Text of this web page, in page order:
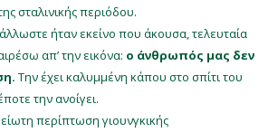
σταλινικής περιόδου.
ήταν εκείνο που άκουσα, τελευταία
απ’ την εικόνα: ο άνθρωπός μας δεν
Την έχει καλυμμένη κάπου στο σπίτι του
την ανοίγει.
περίπτωση γιουνγκικής